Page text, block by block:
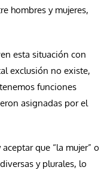
hombres y mujeres,
esta situación con
exclusión no existe,
funciones
asignadas por el
que “la mujer” o
y plurales, lo